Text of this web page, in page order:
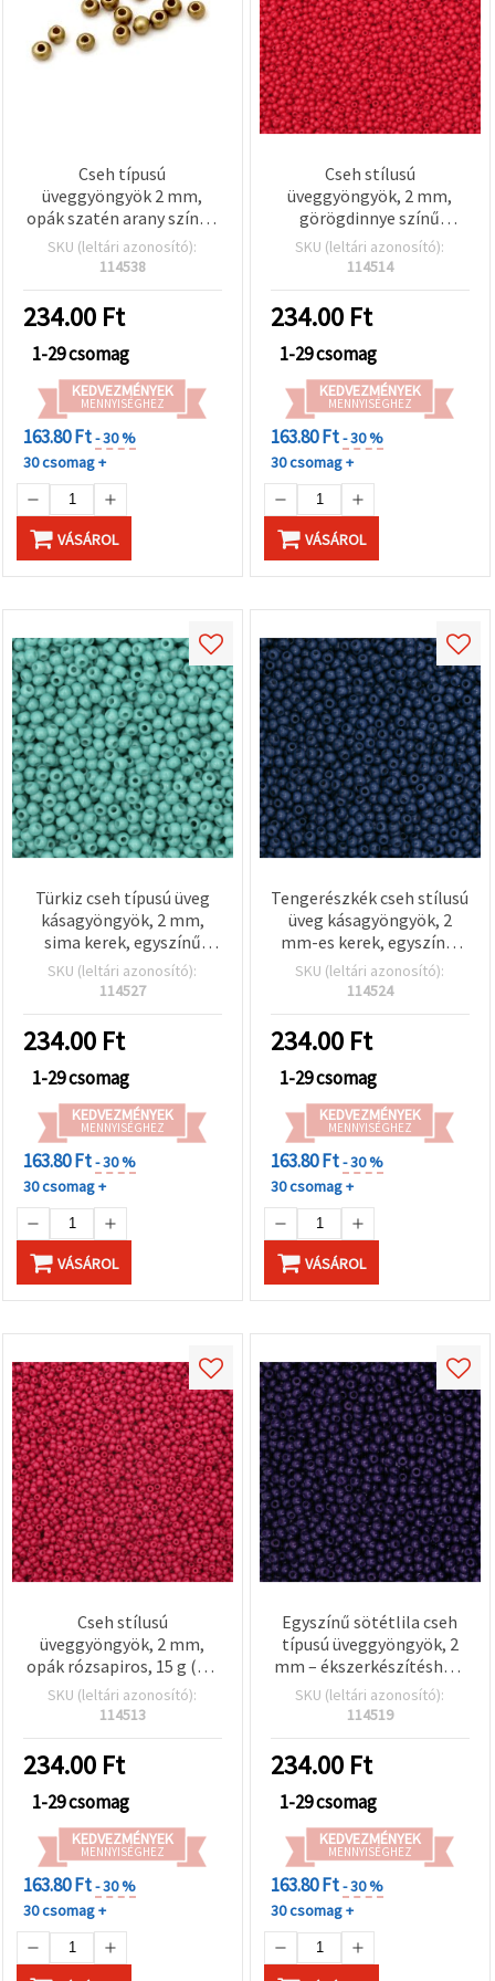
Cseh típusú
üveggyöngyök 2 mm,
opák szatén arany színű -
15 g (~2050 db)
SKU (leltári azonosító):
114538
234.00 Ft
1-29 csomag
KEDVEZMÉNYEK
MENNYISÉGHEZ
163.80 Ft- 30 %
30 csomag +
VÁSÁROL
Cseh stílusú
üveggyöngyök, 2 mm,
görögdinnye színű
(egyszínű), 15 g (~2050
db)
SKU (leltári azonosító):
114514
234.00 Ft
1-29 csomag
KEDVEZMÉNYEK
MENNYISÉGHEZ
163.80 Ft- 30 %
30 csomag +
VÁSÁROL
Türkiz cseh típusú üveg
kásagyöngyök, 2 mm,
sima kerek, egyszínű
akvamarin – 15 g (kb. 2050
db)
SKU (leltári azonosító):
114527
234.00 Ft
1-29 csomag
KEDVEZMÉNYEK
MENNYISÉGHEZ
163.80 Ft- 30 %
30 csomag +
VÁSÁROL
Tengerészkék cseh stílusú
üveg kásagyöngyök, 2
mm-es kerek, egyszínű,
15 g (kb. 2050 db)
SKU (leltári azonosító):
114524
234.00 Ft
1-29 csomag
KEDVEZMÉNYEK
MENNYISÉGHEZ
163.80 Ft- 30 %
30 csomag +
VÁSÁROL
Cseh stílusú
üveggyöngyök, 2 mm,
opák rózsapiros, 15 g (kb.
2050 db)
SKU (leltári azonosító):
114513
234.00 Ft
1-29 csomag
KEDVEZMÉNYEK
MENNYISÉGHEZ
163.80 Ft- 30 %
30 csomag +
Egyszínű sötétlila cseh
típusú üveggyöngyök, 2
mm – ékszerkészítéshez,
hímzéshez és DIY
gyöngyfűzéshez – 15 g
SKU (leltári azonosító):
114519
234.00 Ft
1-29 csomag
KEDVEZMÉNYEK
MENNYISÉGHEZ
163.80 Ft- 30 %
30 csomag +